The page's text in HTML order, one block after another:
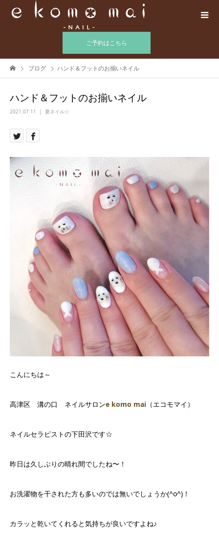
ご予約はこちら
ブログ ハンド＆フットのお揃いネイル
ハンド＆フットのお揃いネイル
2021.07.11 夏ネイル☆
こんにちは～
高津区 溝の口 ネイルサロンe komo mai （エコモマイ）
ネイルセラピストの下田沢です☆
昨日は久しぶりの晴れ間でしたね〜！
お洗濯物を干された方も多いのでは無いでしょうか(^o^)！
カラッと乾いてくれると気持ちが良いですよね♪